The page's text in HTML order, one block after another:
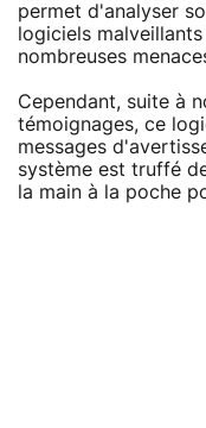
permet d'analyser
logiciels
nombreuses
Cependant, suite à
témoignages, ce
messages
système est truffé
la main à la poche